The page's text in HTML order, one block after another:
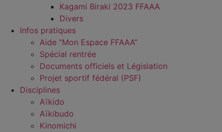
Kagami Biraki 2023 FFAAA
Divers
Infos pratiques
Aide “Mon Espace FFAAA”
Spécial rentrée
Documents officiels et Législation
Projet sportif fédéral (PSF)
Disciplines
Aïkido
Aïkibudo
Kinomichi